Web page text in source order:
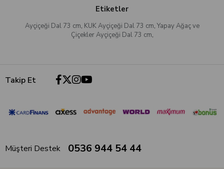
Etiketler
Ayçiçeği Dal 73 cm, KUK Ayçiçeği Dal 73 cm,Yapay Ağaç ve
Çiçekler Ayçiçeği Dal 73 cm,
Takip Et
Müşteri Destek 0536 944 54 44